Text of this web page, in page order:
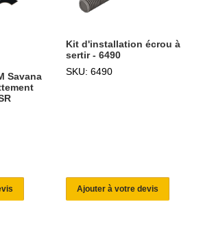
Savana
Kit d'installation écrou à
sertir - 6490
SKU: 6490
Ajouter à votre devis